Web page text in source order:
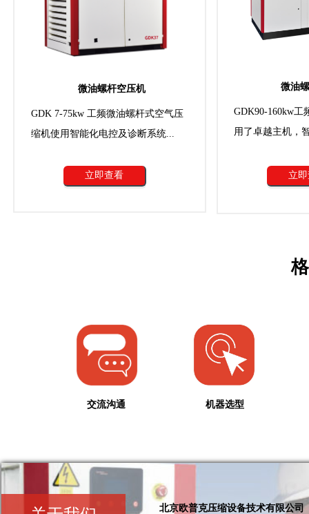
北京欧普克压缩设备技术有限公司
微油螺杆空压机
GDK 7-75kw 工频微油螺杆式空气压
缩机使用智能化电控及诊断系统...
立即查看
微油
GDK90-160kw工
用了卓越主机，
立
交流沟通 机器选型